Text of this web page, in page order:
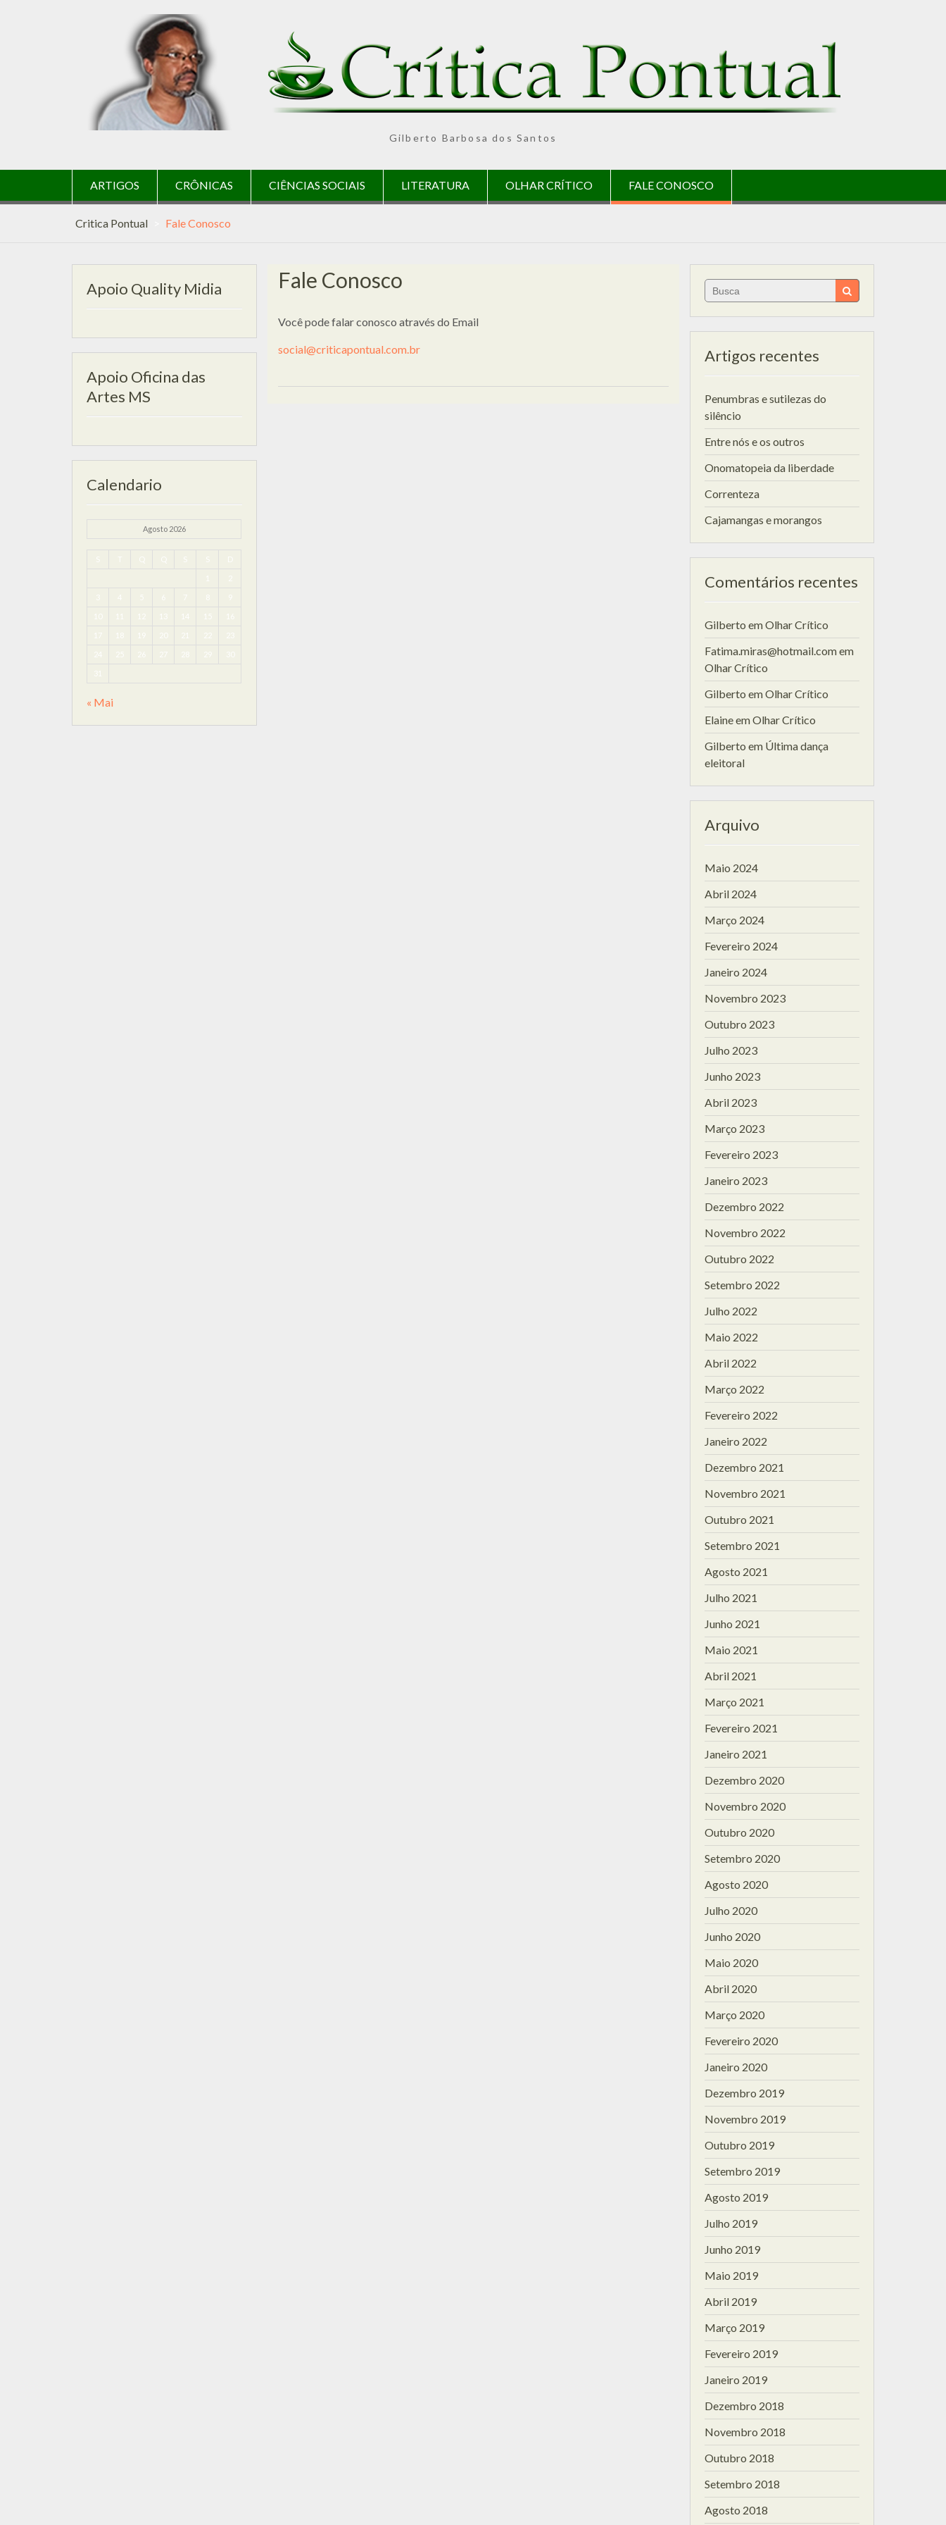
Gilberto Barbosa dos Santos
ARTIGOS CRÔNICAS CIÊNCIAS SOCIAIS LITERATURA OLHAR CRÍTICO FALE CONOSCO
Critica Pontual Fale Conosco
Fale Conosco
Você pode falar conosco através do Email
social@criticapontual.com.br
Search
for:
Artigos recentes
Penumbras e sutilezas do
silêncio
Entre nós e os outros
Onomatopeia da liberdade
Correnteza
Cajamangas e morangos
Comentários recentes
Gilberto emOlhar Crítico
Fatima.miras@hotmail.comem
Olhar Crítico
Gilberto emOlhar Crítico
ElaineemOlhar Crítico
Gilberto em Última dança
eleitoral
Arquivo
Maio 2024
Abril 2024
Março 2024
Fevereiro 2024
Janeiro 2024
Novembro 2023
Outubro 2023
Julho 2023
Junho 2023
Abril 2023
Março 2023
Fevereiro 2023
Janeiro 2023
Dezembro 2022
Novembro 2022
Outubro 2022
Setembro 2022
Julho 2022
Maio 2022
Abril 2022
Março 2022
Fevereiro 2022
Janeiro 2022
Dezembro 2021
Novembro 2021
Outubro 2021
Setembro 2021
Agosto 2021
Julho 2021
Junho 2021
Maio 2021
Abril 2021
Março 2021
Fevereiro 2021
Janeiro 2021
Dezembro 2020
Novembro 2020
Outubro 2020
Setembro 2020
Agosto 2020
Julho 2020
Junho 2020
Maio 2020
Abril 2020
Março 2020
Fevereiro 2020
Janeiro 2020
Dezembro 2019
Novembro 2019
Outubro 2019
Setembro 2019
Agosto 2019
Julho 2019
Junho 2019
Maio 2019
Abril 2019
Março 2019
Fevereiro 2019
Janeiro 2019
Dezembro 2018
Novembro 2018
Outubro 2018
Setembro 2018
Agosto 2018
Apoio Quality Midia
Apoio Oficina das
Artes MS
Calendario
Agosto 2026
S T Q Q S S D
1
3 4 5 6 7 8 9
10 11 12 13 14 15 16
17 18 19 20 21 23
24 25 26 27 28 29 30
31
« Mai